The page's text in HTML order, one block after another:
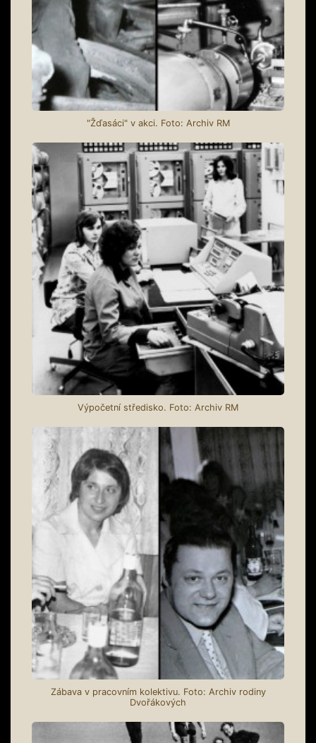
"Žďasáci" v akci. Foto: Archiv RM
Výpočetní středisko. Foto: Archiv RM
Zábava v pracovním kolektivu. Foto: Archiv rodiny
Dvořákových